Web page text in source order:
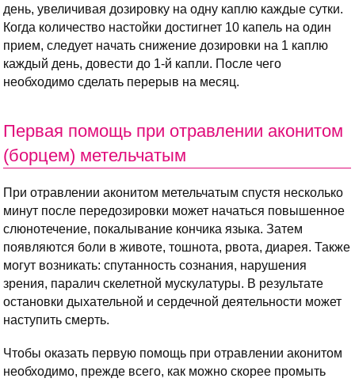
день, увеличивая дозировку на одну каплю каждые сутки.
Когда количество настойки достигнет 10 капель на один
прием, следует начать снижение дозировки на 1 каплю
каждый день, довести до 1-й капли. После чего
необходимо сделать перерыв на месяц.
Первая помощь при отравлении аконитом
(борцем) метельчатым
При отравлении аконитом метельчатым спустя несколько
минут после передозировки может начаться повышенное
слюнотечение, покалывание кончика языка. Затем
появляются боли в животе, тошнота, рвота, диарея. Также
могут возникать: спутанность сознания, нарушения
зрения, паралич скелетной мускулатуры. В результате
остановки дыхательной и сердечной деятельности может
наступить смерть.
Чтобы оказать первую помощь при отравлении аконитом
необходимо, прежде всего, как можно скорее промыть